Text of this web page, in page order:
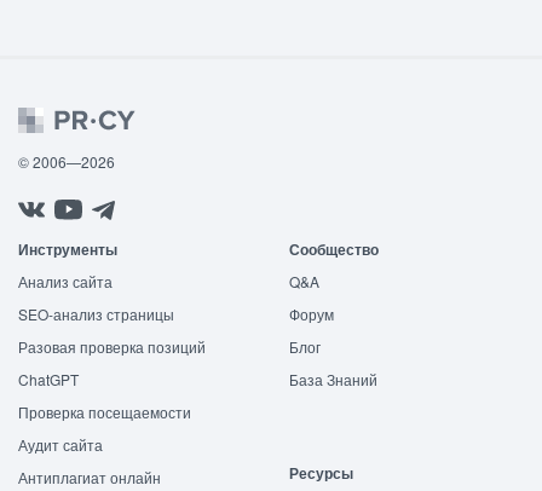
© 2006—2026
Инструменты
Анализ сайта
SEO-анализ страницы
Разовая проверка позиций
ChatGPT
Проверка посещаемости
Аудит сайта
Антиплагиат онлайн
Сообщество
Q&A
Форум
Блог
База Знаний
Ресурсы